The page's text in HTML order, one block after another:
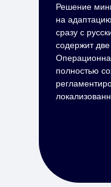
Решение
на
сразу с
содержит
полностью